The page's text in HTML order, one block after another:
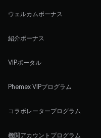
ウェルカムボーナス
紹介ボーナス
VIPポータル
Phemex VIPプログラム
コラボレータープログラム
機関アカウントプログラム